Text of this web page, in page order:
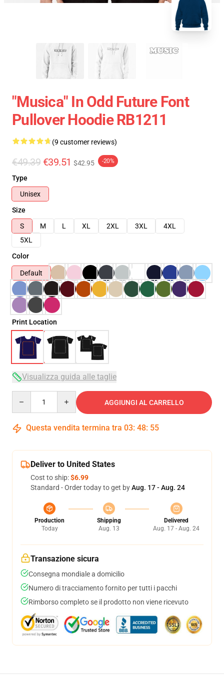
"Musica" In Odd Future Font
Pullover Hoodie RB1211
(9 customer reviews)
€49.39 €39.51 $42.95 -20%
Type
Unisex
Size
S
M L XL 2XL 3XL
4XL
5XL
Color
Default
Print Location
Visualizza guida alle taglie
AGGIUNGI AL CARRELLO
Questa vendita termina tra 03: 48: 54
Deliver to United States
Cost to ship:$6.99
Standard - Order today to get byAug. 17 - Aug. 24
Production
Today
Shipping
Aug. 13
Delivered
Aug. 17 - Aug. 24
Transazione sicura
Consegna mondiale a domicilio
Numero di tracciamento fornito per tutti i pacchi
Rimborso completo se il prodotto non viene ricevuto